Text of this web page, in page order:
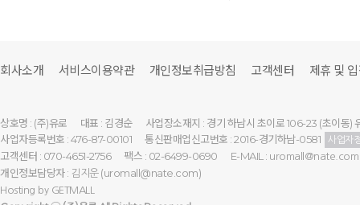
회사소개 서비스이용약관 개인정보취급방침 고객센터 제휴 및
상호명 : (주)유로 대표 : 김경순
사업장소재지 : 경기 하남시 초이로 106-23 (초이동)
사업자등록번호 : 476-87-00101
통신판매업신고번호 : 2016-경기하남-0581 사업자
고객센터 : 070-4651-2756 팩스 : 02-6499-0690 E-MAIL : uromall@nate.com
개인정보담당자 : 김지운(uromall@nate.com)
Hosting by GETMALL